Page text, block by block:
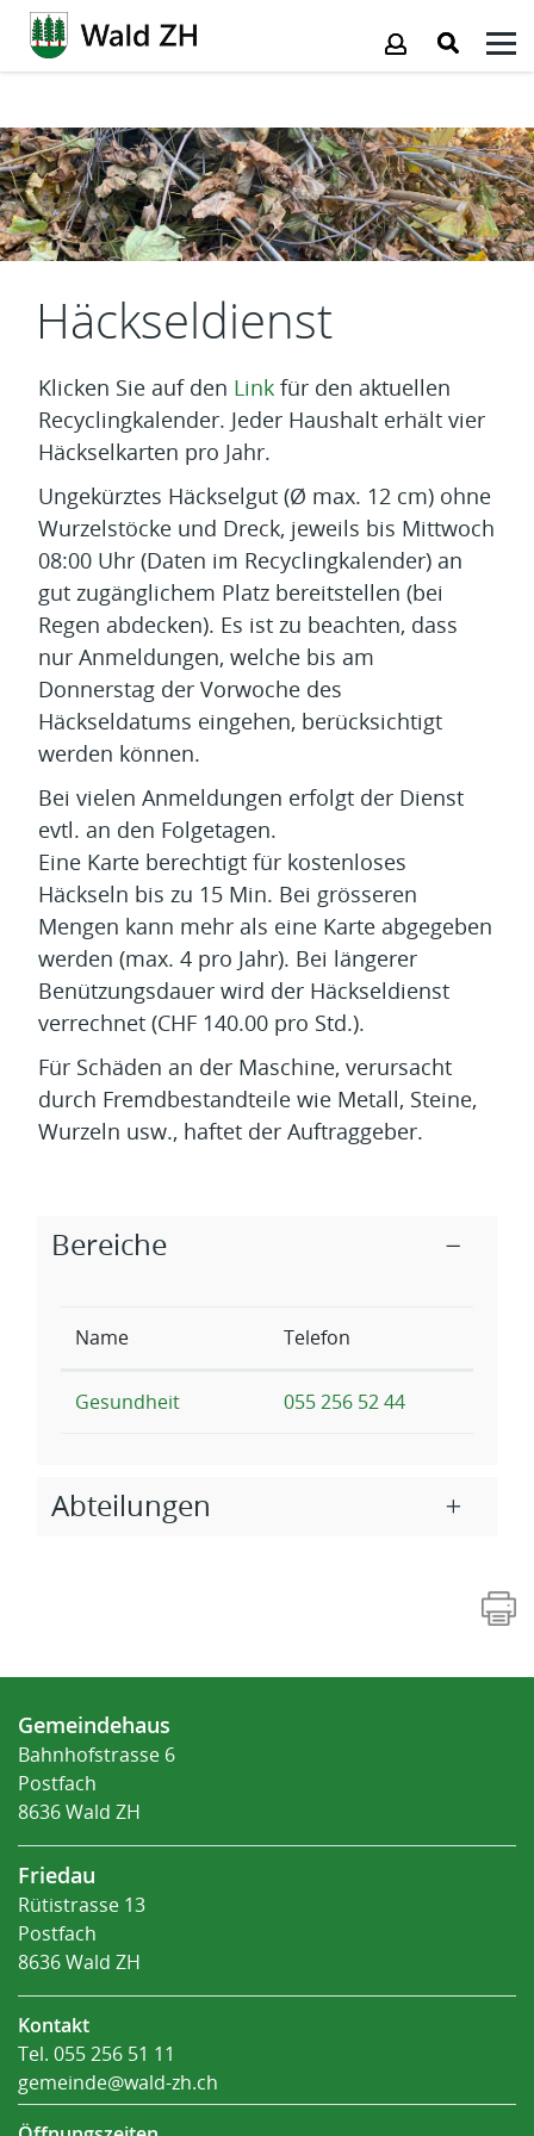
Kopfzeile
Inhalt
Häckseldienst
Klicken Sie auf den Link für den aktuellen
Recyclingkalender. Jeder Haushalt erhält vier
Häckselkarten pro Jahr.
Ungekürztes Häckselgut (Ø max. 12 cm) ohne
Wurzelstöcke und Dreck, jeweils bis Mittwoch
08:00 Uhr (Daten im Recyclingkalender) an
gut zugänglichem Platz bereitstellen (bei
Regen abdecken). Es ist zu beachten, dass
nur Anmeldungen, welche bis am
Donnerstag der Vorwoche des
Häckseldatums eingehen, berücksichtigt
werden können.
Bei vielen Anmeldungen erfolgt der Dienst
evtl. an den Folgetagen.
Eine Karte berechtigt für kostenloses
Häckseln bis zu 15 Min. Bei grösseren
Mengen kann mehr als eine Karte abgegeben
werden (max. 4 pro Jahr). Bei längerer
Benützungsdauer wird der Häckseldienst
verrechnet (CHF 140.00 pro Std.).
Für Schäden an der Maschine, verursacht
durch Fremdbestandteile wie Metall, Steine,
Wurzeln usw., haftet der Auftraggeber.
Zugehörige Objekte
Bereiche
Name Telefon
Gesundheit 055 256 52 44
Abteilungen
Fusszeile
Gemeindehaus
Bahnhofstrasse 6
Postfach
8636 Wald ZH
Friedau
Rütistrasse 13
Postfach
8636 Wald ZH
Kontakt
Tel. 055 256 51 11
gemeinde@wald-zh.ch